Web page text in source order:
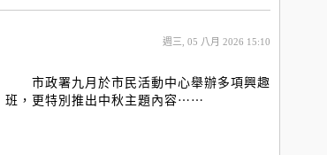
週三, 05 八月 2026 15:10
市政署九月於市民活動中心舉辦多項興趣
班，更特別推出中秋主題內容⋯⋯